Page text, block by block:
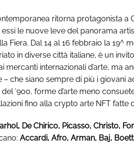
ritorna protagonista
le nuove leve del panorama
Fiera. Dal 14 al 16 febbraio la 19^
in diverse città italiane, è un
mercanti internazionali d’arte, ma
che siano sempre di più i giovani
‘900, forme d’arte meno
fino alla crypto arte NFT fatte
De Chirico, Picasso, Christo,
Accardi, Afro, Arman, Baj,